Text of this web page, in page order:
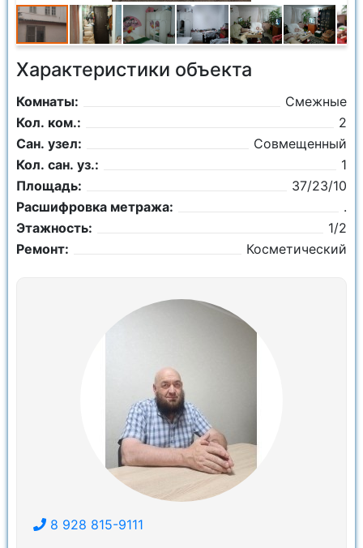
Характеристики объекта
Комнаты:
Смежные
Кол. ком.:
2
Сан. узел:
Совмещенный
Кол. сан. уз.:
1
Площадь:
37/23/10
Расшифровка метража:
.
Этажность:
1/2
Ремонт:
Косметический
8 928 815-9111